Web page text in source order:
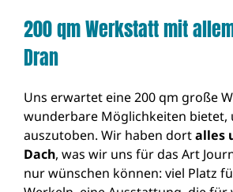
200 qm Werkstatt mit
Dran
Uns erwartet eine 200 qm große
wunderbare Möglichkeiten bietet,
auszutoben. Wir haben dortalles
Dach, was wir uns für das Art
nur wünschen können: viel Platz